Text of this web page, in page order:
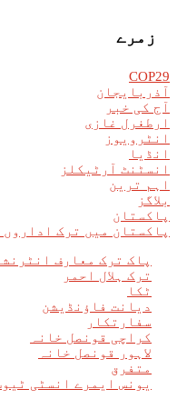
زمرے
COP29
آذربایجان
آج کی خبر
ارطغرل غازی
انٹرویوز
انڈیا
انسٹنٹ آرٹیکلز
اہم ترین
بلاگز
پاکستان
پاکستان میں ترک
پاک ترک معارف
ترک ہلال احمر
ٹکا
دیانت فاؤنڈیشن
سفارتکار
کراچی قونصل خانہ
لاہور قونصل خانہ
متفرق
یونس ایمرے انسٹی